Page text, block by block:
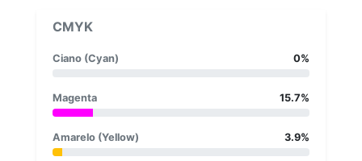
CMYK
Ciano (Cyan) 0%
Magenta 15.7%
Amarelo (Yellow) 3.9%